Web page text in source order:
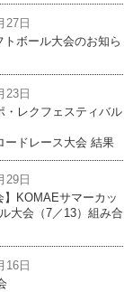
27日
ボール大会のお知ら
23日
・レクフェスティバル
ードレース大会 結果
29日
】KOMAEサマーカッ
大会（7／13）組み合
16日